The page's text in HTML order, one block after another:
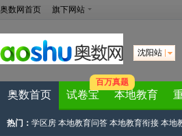
奥数网首页 旗下网站
沈阳站
奥数首页 试卷宝
百万真题
本地教育
热门： 学区房 本地教育问答 本地教育衔接 本地